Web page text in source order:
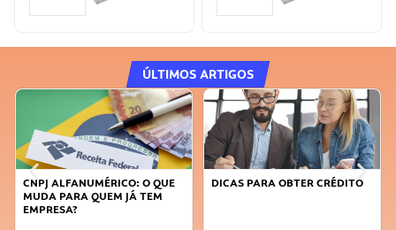
ÚLTIMOS ARTIGOS
CNPJ ALFANUMÉRICO: O QUE
MUDA PARA QUEM JÁ TEM
EMPRESA?
DICAS PARA OBTER CRÉDITO